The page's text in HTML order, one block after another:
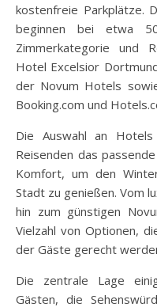
kostenfreie Parkplätze.
beginnen bei etwa
Zimmerkategorie und
Hotel Excelsior
der Novum Hotels
Booking.com und
Die Auswahl an
Reisenden das
Komfort, um den
Stadt zu genießen. Vom
hin zum günstigen
Vielzahl von Optionen,
der Gäste gerecht
Die zentrale Lage
Gästen, die